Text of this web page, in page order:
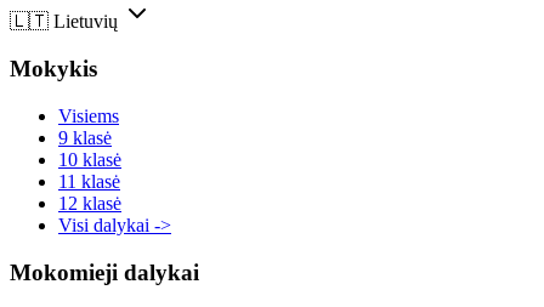
🇱🇹 Lietuvių
Mokykis
Visiems
9 klasė
10 klasė
11 klasė
12 klasė
Visi dalykai ->
Mokomieji dalykai